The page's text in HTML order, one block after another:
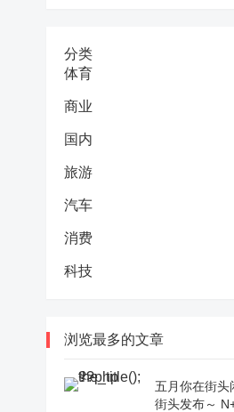
分类
体育
商业
国内
旅游
汽车
消费
科技
浏览最多的文章
五月你在街头
街头发布～